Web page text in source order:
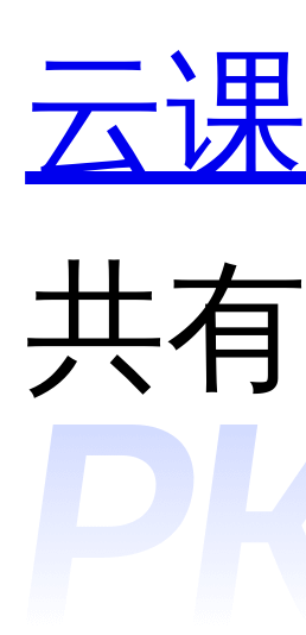
云
和
云学